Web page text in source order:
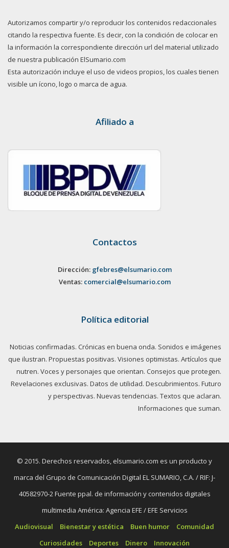
Autorizamos compartir y/o reproducir los contenidos redaccionales
citando la respectiva fuente. Es decir, con la condición de colocar en
la información la correspondiente dirección url del material utilizado
de nuestra publicación ElSumario.com
Esta autorización incluye el uso de videos propios, los cuales tienen
visible un ícono, logo o marca de agua.
Afiliado a
Contactos
Dirección: gfebres@elsumario.com
Ventas: comercial@elsumario.com
Política editorial
Noticias confirmadas. Crónicas en buena onda. Sonidos e imágenes
que ilustran. Propuestas positivas. Visiones optimistas. Artículos que
nutren. Voces y personajes que orientan. Consejos que protegen.
Revelaciones exclusivas. Datos de utilidad. Descubrimientos. Futuro
y perspectivas. Nuevas tendencias. Textos que aclaran.
Informaciones que suman.
© 2015. Derechos reservados, elsumario.com es un producto y
marca del Grupo de Comunicación Digital EL SUMARIO, C.A. / RIF: J-
40582970-2 Fuente ppal. de información y contenidos digitales
multimedia América: Agencia EFE / EFE Servicios
Audiovisual
Bienestar y estética Buen humor
Comunidad
Curiosidades
Deportes Dinero Innovación